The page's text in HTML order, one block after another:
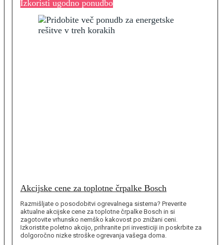
Izkoristi ugodno ponudbo
Akcijske cene za toplotne črpalke Bosch
Razmišljate o posodobitvi ogrevalnega sistema? Preverite
aktualne akcijske cene za toplotne črpalke Bosch in si
zagotovite vrhunsko nemško kakovost po znižani ceni.
Izkoristite poletno akcijo, prihranite pri investiciji in poskrbite za
dolgoročno nizke stroške ogrevanja vašega doma.